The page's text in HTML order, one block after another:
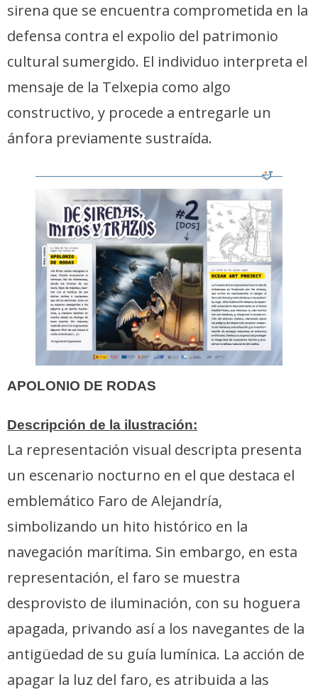
sirena que se encuentra comprometida en la
defensa contra el expolio del patrimonio
cultural sumergido. El individuo interpreta el
mensaje de la Telxepia como algo
constructivo, y procede a entregarle un
ánfora previamente sustraída.
APOLONIO DE RODAS
Descripción de la ilustración:
La representación visual descripta presenta
un escenario nocturno en el que destaca el
emblemático Faro de Alejandría,
simbolizando un hito histórico en la
navegación marítima. Sin embargo, en esta
representación, el faro se muestra
desprovisto de iluminación, con su hoguera
apagada, privando así a los navegantes de la
antigüedad de su guía lumínica. La acción de
apagar la luz del faro, es atribuida a las